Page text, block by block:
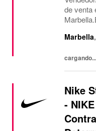
de venta
Marbella,
cargando...
Nike
-